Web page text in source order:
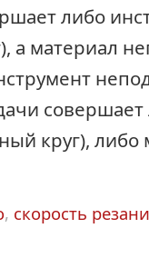
либо
а материал
круг), либо
, скорость